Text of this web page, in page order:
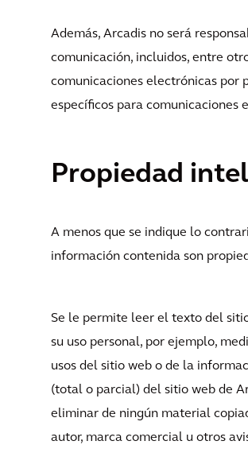
Además, Arcadis no será
comunicación, incluidos, entre
comunicaciones electrónicas por
específicos para comunicaciones
Propiedad
A menos que se indique lo
información contenida son
Se le permite leer el texto del
su uso personal, por ejemplo,
usos del sitio web o de la
(total o parcial) del sitio web de
eliminar de ningún material
autor, marca comercial u otros